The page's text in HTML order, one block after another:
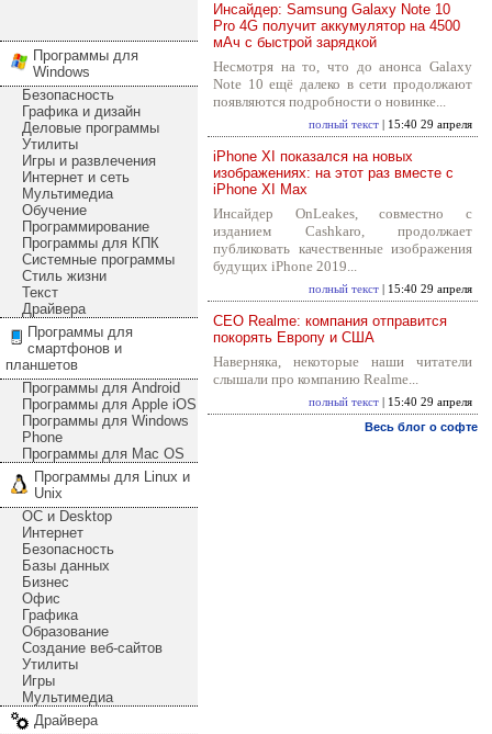
Программы для
Windows
Безопасность
Графика и дизайн
Деловые программы
Утилиты
Игры и развлечения
Интернет и сеть
Мультимедиа
Обучение
Программирование
Программы для КПК
Системные программы
Стиль жизни
Текст
Драйвера
Программы для
смартфонов и
планшетов
Программы для Android
Программы для Apple iOS
Программы для Windows
Phone
Программы для Mac OS
Программы для Linux и
Unix
ОС и Desktop
Интернет
Безопасность
Базы данных
Бизнес
Офис
Графика
Образование
Создание веб-сайтов
Утилиты
Игры
Мультимедиа
Драйвера
Инсайдер: Samsung Galaxy Note 10
Pro 4G получит аккумулятор на 4500
мАч с быстрой зарядкой
Несмотря на то, что до анонса Galaxy
Note 10 ещё далеко в сети продолжают
появляются подробности о новинке...
полный текст | 15:40 29 апреля
iPhone XI показался на новых
изображениях: на этот раз вместе с
iPhone XI Max
Инсайдер OnLeakes, совместно с
изданием Cashkaro, продолжает
публиковать качественные изображения
будущих iPhone 2019...
полный текст | 15:40 29 апреля
CEO Realme: компания отправится
покорять Европу и США
Наверняка, некоторые наши читатели
слышали про компанию Realme...
полный текст | 15:40 29 апреля
Весь блог о софте